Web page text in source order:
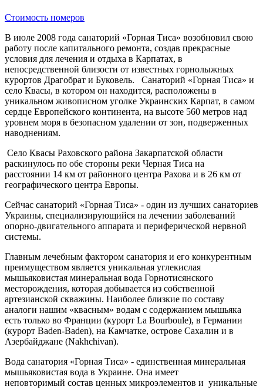
Стоимость номеров
В июле 2008 года санаторий «Горная Тиса» возобновил свою
работу после капитального ремонта, создав прекрасные
условия для лечения и отдыха в Карпатах, в
непосредственной близости от известных горнолыжных
курортов Драгобрат и Буковель. Санаторий «Горная Тиса» и
село Квасы, в котором он находится, расположены в
уникальном живописном уголке Украинских Карпат, в самом
сердце Европейского континента, на высоте 560 метров над
уровнем моря в безопасном удалении от зон, подверженных
наводнениям.
Село Квасы Раховского района Закарпатской области
раскинулось по обе стороны реки Черная Тиса на
расстоянии 14 км от районного центра Рахова и в 26 км от
географического центра Европы.
Сейчас санаторий «Горная Тиса» - один из лучших санаториев
Украины, специализирующийся на лечении заболеваний
опорно-двигательного аппарата и периферической нервной
системы.
Главным лечебным фактором санатория и его конкурентным
преимуществом является уникальная углекислая
мышьяковистая минеральная вода Горнотисянского
месторождения, которая добывается из собственной
артезианской скважины. Наиболее близкие по составу
аналоги нашим «квасным» водам с содержанием мышьяка
есть только во Франции (курорт La Bourboule), в Германии
(курорт Baden-Baden), на Камчатке, острове Сахалин и в
Азербайджане (Nakhchivan).
Вода санатория «Горная Тиса» - единственная минеральная
мышьяковистая вода в Украине. Она имеет
неповторимый состав ценных микроэлементов и уникальные